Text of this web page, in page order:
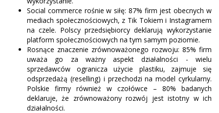
Social commerce rośnie w siłę: 87% firm jest obecnych w
mediach społecznościowych, z Tik Tokiem i Instagramem
na czele. Polscy przedsiębiorcy deklarują wykorzystanie
platform społecznościowych na tym samym poziomie.
Rosnące znaczenie zrównoważonego rozwoju: 85% firm
uważa go za ważny aspekt działalności - wielu
sprzedawców ogranicza użycie plastiku, zajmuje się
odsprzedażą (reselling) i przechodzi na model cyrkularny.
Polskie firmy również w czołówce – 80% badanych
deklaruje, że zrównoważony rozwój jest istotny w ich
działalności.